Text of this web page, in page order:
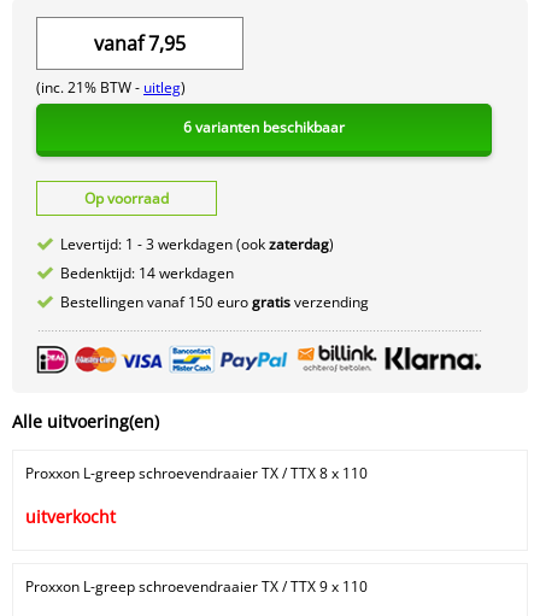
vanaf7,95
(inc. 21% BTW - uitleg)
6 varianten beschikbaar
Op voorraad
Levertijd: 1 - 3 werkdagen (ookzaterdag)
Bedenktijd: 14 werkdagen
Bestellingen vanaf 150 eurogratisverzending
Alle uitvoering(en)
Proxxon L-greep schroevendraaier TX / TTX 8 x 110
uitverkocht
Proxxon L-greep schroevendraaier TX / TTX 9 x 110